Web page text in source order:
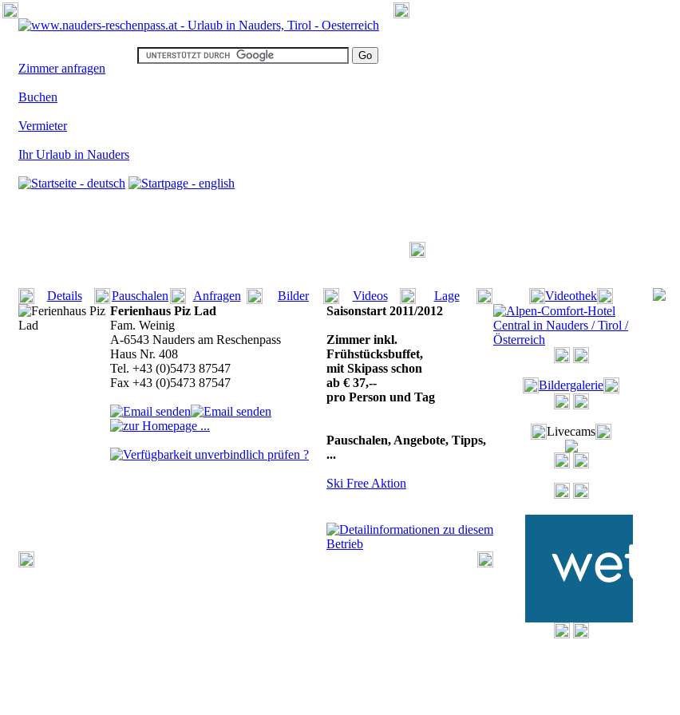
Zimmer anfragen
Buchen
Vermieter
Ihr Urlaub in Nauders
Details Pauschalen Anfragen Bilder Videos
Lage
Ferienhaus Piz Lad
Fam. Weinig
A-6543 Nauders am Reschenpass
Haus Nr. 408
Tel. +43 (0)5473 87547
Fax +43 (0)5473 87547
Saisonstart 2011/2012
Zimmer inkl.
Frühstücksbuffet,
mit Skipass schon
ab € 37,--
pro Person und Tag
Pauschalen, Angebote, Tipps,
...
Ski Free Aktion
Videothek
Bildergalerie
Livecams